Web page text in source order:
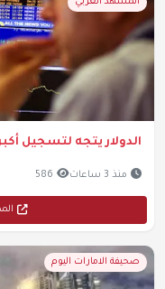
الدولار يتجه لتسجيل
منذ 3 ساعات 586
صحيفة الامارات اليوم